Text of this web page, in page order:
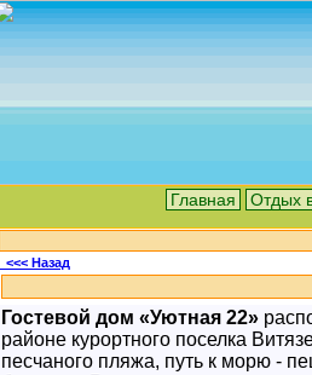
Главная Отдых
<<< Назад
Гостевой дом «Уютная 22»
районе курортного поселка
песчаного пляжа, путь к морю -